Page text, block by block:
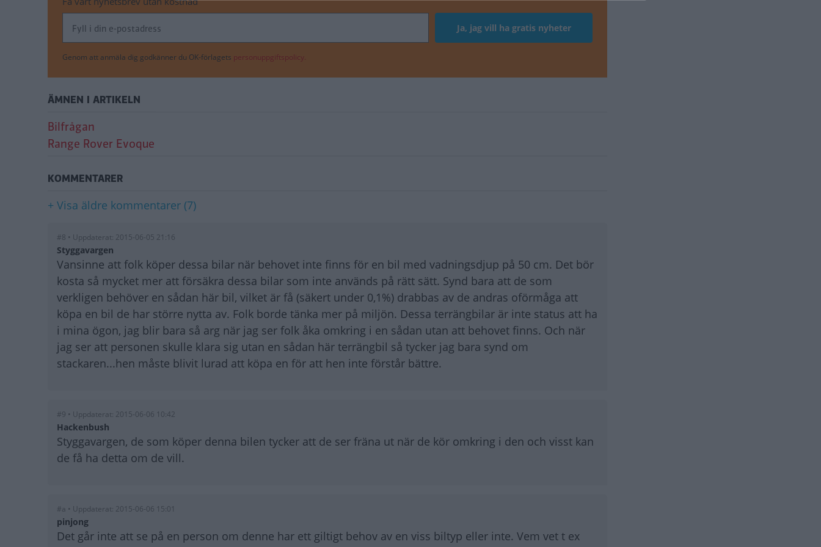
Genom att anmäla dig godkänner du OK-förlagets personuppgiftspolicy.
ÄMNEN I ARTIKELN
Bilfrågan
Range Rover Evoque
KOMMENTARER
+ Visa äldre kommentarer (7)
#8 • Uppdaterat: 2015-06-05 21:16
Styggavargen
Vansinne att folk köper dessa bilar när behovet inte finns för en bil med vadningsdjup på 50 cm. Det bör
kosta så mycket mer att försäkra dessa bilar som inte används på rätt sätt. Synd bara att de som
verkligen behöver en sådan här bil, vilket är få (säkert under 0,1%) drabbas av de andras oförmåga att
köpa en bil de har större nytta av. Folk borde tänka mer på miljön. Dessa terrängbilar är inte status att ha
i mina ögon, jag blir bara så arg när jag ser folk åka omkring i en sådan utan att behovet finns. Och när
jag ser att personen skulle klara sig utan en sådan här terrängbil så tycker jag bara synd om
stackaren...hen måste blivit lurad att köpa en för att hen inte förstår bättre.
#9 • Uppdaterat: 2015-06-06 10:42
Hackenbush
Styggavargen, de som köper denna bilen tycker att de ser fräna ut när de kör omkring i den och visst kan
de få ha detta om de vill.
#a • Uppdaterat: 2015-06-06 15:01
pinjong
Det går inte att se på en person om denne har ett giltigt behov av en viss biltyp eller inte. Vem vet t ex